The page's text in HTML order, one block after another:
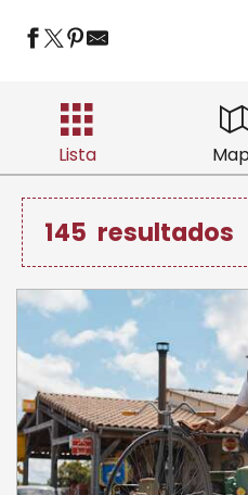
Lista
145 resultados